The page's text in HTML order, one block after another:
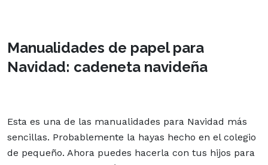
Manualidades de papel para
Navidad: cadeneta navideña
Esta es una de las manualidades para Navidad más
sencillas. Probablemente la hayas hecho en el colegio
de pequeño. Ahora puedes hacerla con tus hijos para